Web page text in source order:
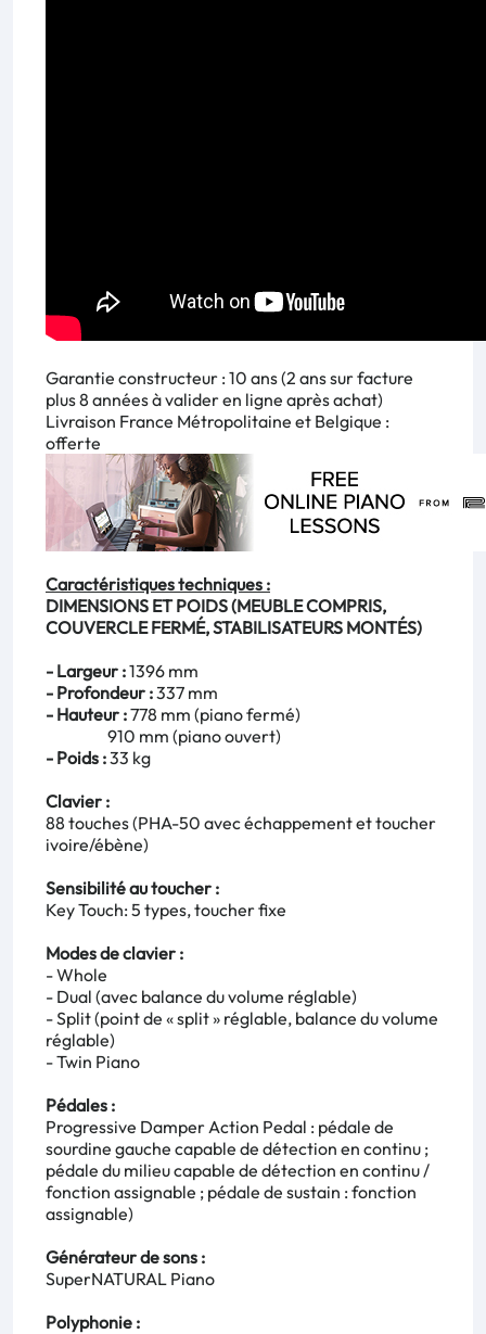
Garantie constructeur : 10 ans (2 ans sur facture
plus 8 années à valider en ligne après achat)
Livraison France Métropolitaine et Belgique :
offerte
Caractéristiques techniques :
DIMENSIONS ET POIDS (MEUBLE COMPRIS,
COUVERCLE FERMÉ, STABILISATEURS MONTÉS)
- Largeur :1396 mm
- Profondeur :337 mm
- Hauteur :778 mm (piano fermé)
910 mm (piano ouvert)
- Poids :33 kg
Clavier :
88 touches (PHA-50 avec échappement et toucher
ivoire/ébène)
Sensibilité au toucher :
Key Touch: 5 types, toucher fixe
Modes de clavier :
- Whole
- Dual (avec balance du volume réglable)
- Split (point de « split » réglable, balance du volume
réglable)
- Twin Piano
Pédales :
Progressive Damper Action Pedal : pédale de
sourdine gauche capable de détection en continu ;
pédale du milieu capable de détection en continu /
fonction assignable ; pédale de sustain : fonction
assignable)
Générateur de sons :
SuperNATURAL Piano
Polyphonie :